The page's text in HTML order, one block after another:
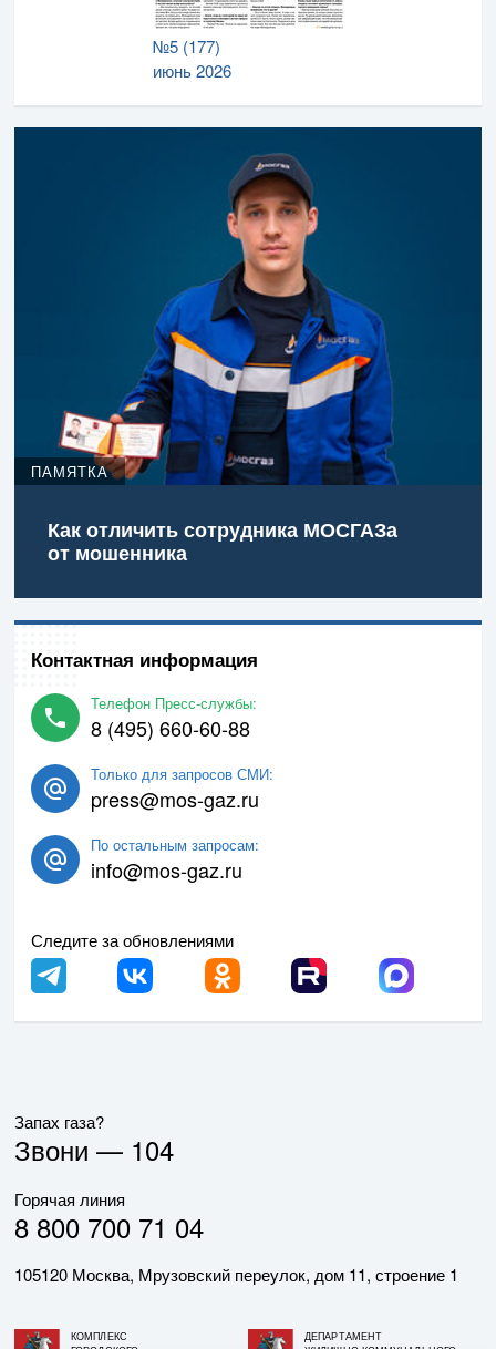
№5 (177)
июнь 2026
ПАМЯТКА
Как отличить сотрудника МОСГАЗа
от мошенника
Контактная информация
Телефон Пресс-службы:
8 (495) 660-60-88
Только для запросов СМИ:
press@mos-gaz.ru
По остальным запросам:
info@mos-gaz.ru
Следите за обновлениями
Запах газа?
Звони — 104
Горячая линия
8 800 700 71 04
105120 Москва, Мрузовский переулок, дом 11, строение 1
КОМПЛЕКС
ДЕПАРТАМЕНТ